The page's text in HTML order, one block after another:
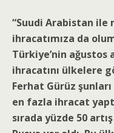
“Suudi Arabistan ile
ihracatımıza da
Türkiye’nin ağustos
ihracatını ülkelere
Ferhat Gürüz şunları
en fazla ihracat
sırada yüzde 50